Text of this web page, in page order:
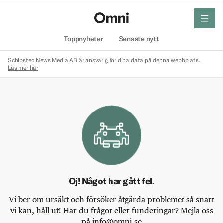
Toppnyheter Senaste nytt
meny
Schibsted News Media AB är ansvarig för dina data på denna webbplats.
Läs mer här
Oj! Något har gått fel.
Vi ber om ursäkt och försöker åtgärda problemet så snart
vi kan, håll ut! Har du frågor eller funderingar? Mejla oss